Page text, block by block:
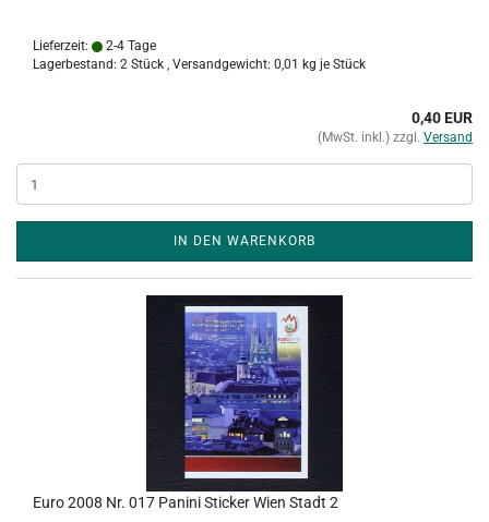
Lieferzeit:
2-4 Tage
Lagerbestand: 2 Stück , Versandgewicht: 0,01 kg je Stück
0,40 EUR
(MwSt. inkl.) zzgl. Versand
IN DEN WARENKORB
Euro 2008 Nr. 017 Panini Sticker Wien Stadt 2